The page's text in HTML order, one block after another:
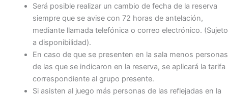
Será posible realizar un cambio de fecha de la reserva
siempre que se avise con 72 horas de antelación,
mediante llamada telefónica o correo electrónico. (Sujeto
a disponibilidad).
En caso de que se presenten en la sala menos personas
de las que se indicaron en la reserva, se aplicará la tarifa
correspondiente al grupo presente.
Si asisten al juego más personas de las reflejadas en la